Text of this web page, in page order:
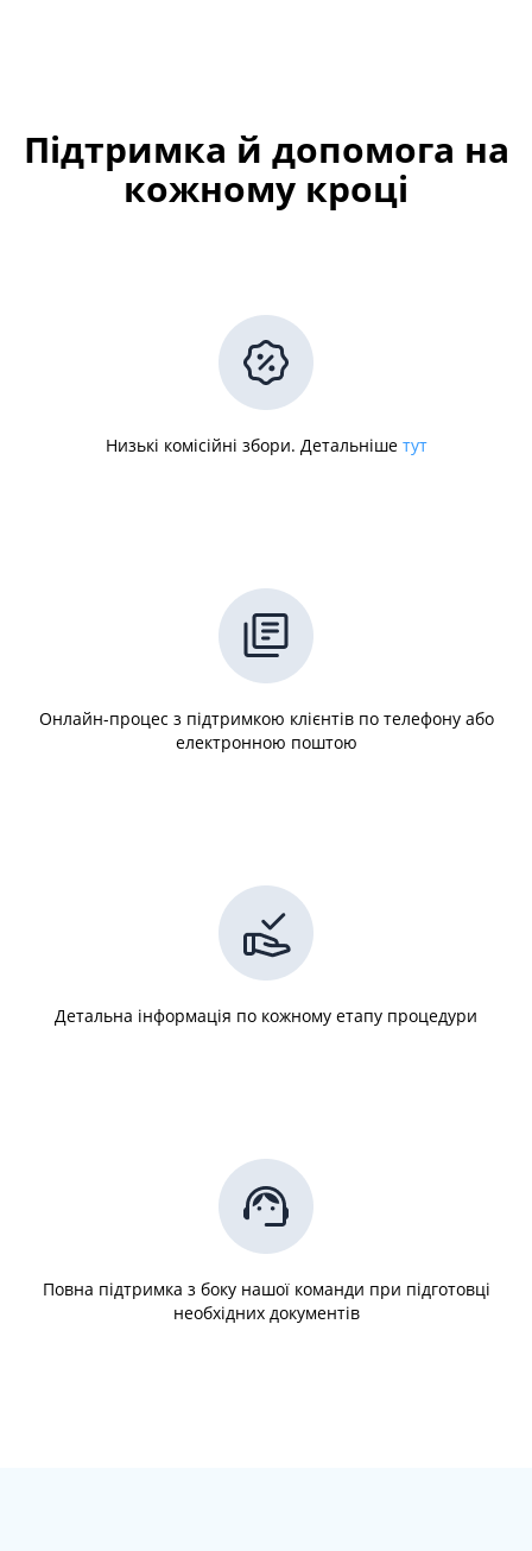
Підтримка й допомога на
кожному кроці
Низькі комісійні збори. Детальніше тут
Онлайн-процес з підтримкою клієнтів по телефону або
електронною поштою
Детальна інформація по кожному етапу процедури
Повна підтримка з боку нашої команди при підготовці
необхідних документів